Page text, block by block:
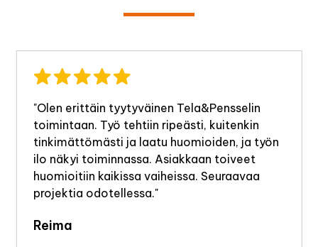
"Olen erittäin tyytyväinen Tela&Pensselin
toimintaan. Työ tehtiin ripeästi, kuitenkin
tinkimättömästi ja laatu huomioiden, ja työn
ilo näkyi toiminnassa. Asiakkaan toiveet
huomioitiin kaikissa vaiheissa. Seuraavaa
projektia odotellessa."
Reima